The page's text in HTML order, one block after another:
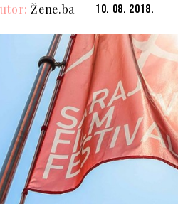
Žene.ba 10. 08. 2018.